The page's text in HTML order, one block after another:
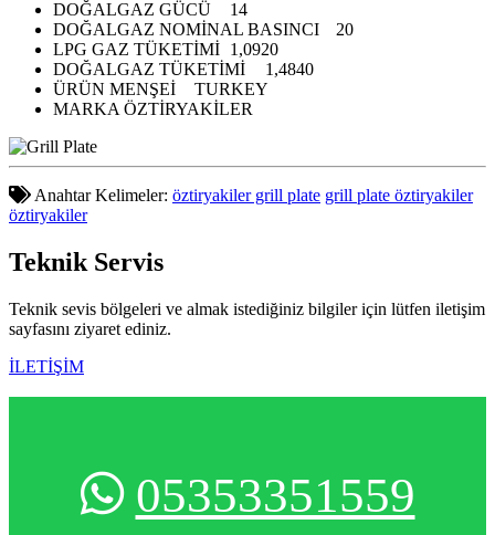
DOĞALGAZ GÜCÜ
14
DOĞALGAZ NOMİNAL BASINCI
20
LPG GAZ TÜKETİMİ 1,0920
DOĞALGAZ TÜKETİMİ
1,4840
ÜRÜN MENŞEİ
TURKEY
MARKA ÖZTİRYAKİLER
Anahtar Kelimeler: öztiryakiler grill plate grill plate öztiryakiler
öztiryakiler
Teknik Servis
Teknik sevis bölgeleri ve almak istediğiniz bilgiler için lütfen iletişim
sayfasını ziyaret ediniz.
İLETİŞİM
05353351559